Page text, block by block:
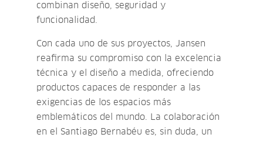
combinan diseño, seguridad y
funcionalidad.
Con cada uno de sus proyectos, Jansen
reafirma su compromiso con la excelencia
técnica y el diseño a medida, ofreciendo
productos capaces de responder a las
exigencias de los espacios más
emblemáticos del mundo. La colaboración
en el Santiago Bernabéu es, sin duda, un